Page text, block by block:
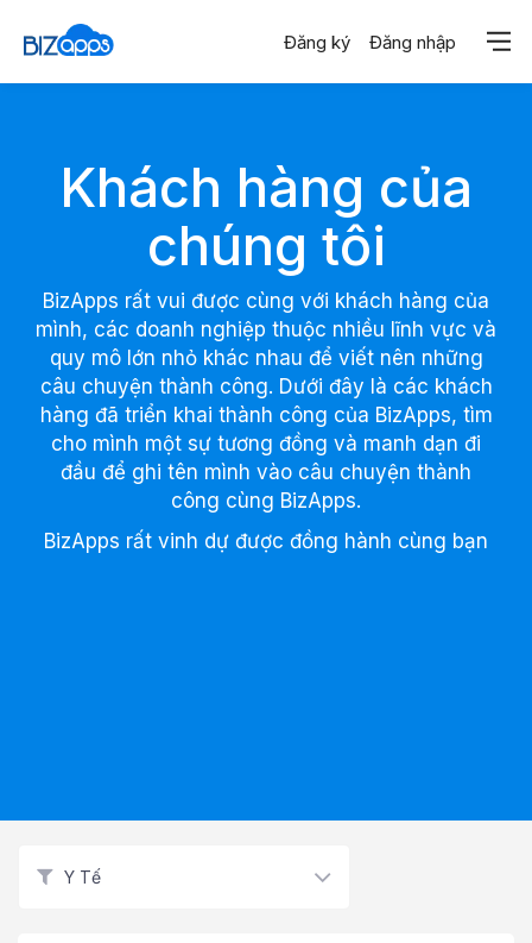
Đăng ký Đăng nhập
Trang chủ
Khách hàng
Khách hàng của
chúng tôi
BizApps rất vui được cùng với khách hàng của
mình, các doanh nghiệp thuộc nhiều lĩnh vực và
quy mô lớn nhỏ khác nhau để viết nên những
câu chuyện thành công. Dưới đây là các khách
hàng đã triển khai thành công của BizApps, tìm
cho mình một sự tương đồng và manh dạn đi
đầu để ghi tên mình vào câu chuyện thành
công cùng BizApps.
BizApps rất vinh dự được đồng hành cùng bạn
Y Tế